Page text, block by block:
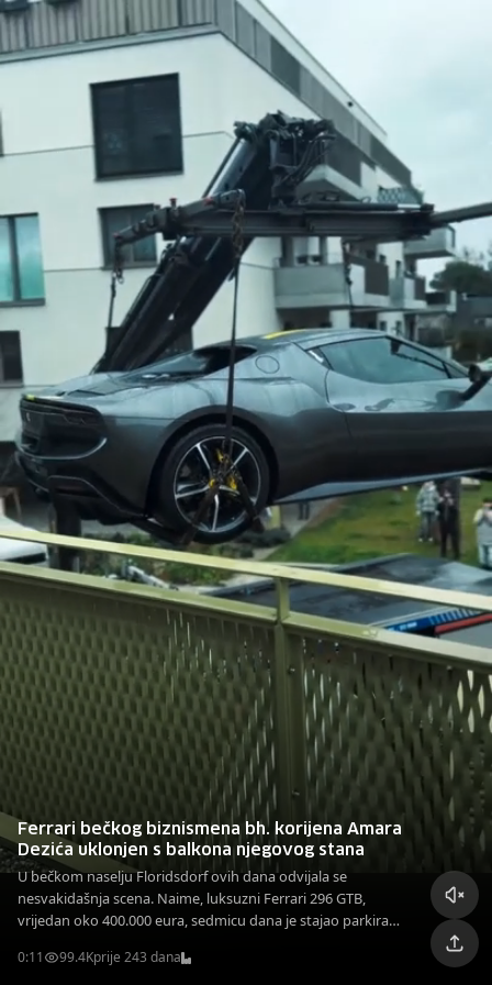
Ferrari bečkog biznismena bh. korijena Amara
Dezića uklonjen s balkona njegovog stana
U bečkom naselju Floridsdorf ovih dana odvijala se
nesvakidašnja scena. Naime, luksuzni Ferrari 296 GTB,
vrijedan oko 400.000 eura, sedmicu dana je stajao parkiran
u međuvremenu uklonjeno.
0:11 99.4Kprije 243 dana